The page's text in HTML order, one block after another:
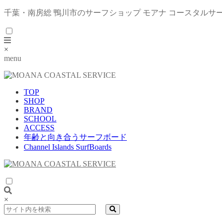
千葉・南房総 鴨川市のサーフショップ モアナ コースタルサ
×
menu
TOP
SHOP
BRAND
SCHOOL
ACCESS
年齢と向き合うサーフボード
Channel Islands SurfBoards
×